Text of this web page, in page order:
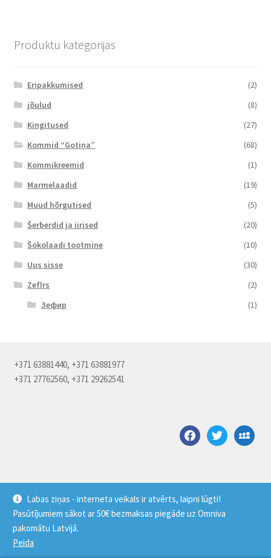
Labas ziņas - interneta veikals ir atvērts, laipni lūgti!
Pasūtījumiem sākot ar 50€ bezmaksas piegāde uz Omniva
pakomātu Latvijā.
Peida
Produktu kategorijas
Eripakkumised
(2)
jõulud
(8)
Kingitused
(27)
Kommid “Gotiņa”
(68)
Kommikreemid
(1)
Marmelaadid
(19)
Muud hõrgutised
(5)
Šerberdid ja iirised
(20)
Šokolaadi tootmine
(10)
Uus sisse
(30)
Zefīrs
(2)
Зефир
(1)
+371 63881440, +371 63881977
+371 27762560, +371 29262541
facebooktwittermyspace
© Saldus pārtikas kombināts 2026
Built with WooCommerce